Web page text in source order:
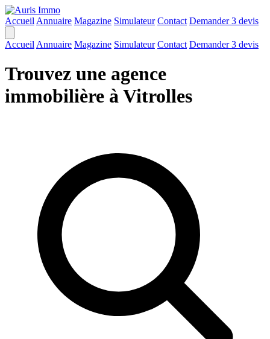
Accueil Annuaire Magazine Simulateur Contact Demander 3 devis
Accueil Annuaire Magazine Simulateur Contact Demander 3 devis
Trouvez une agence
immobilière à Vitrolles